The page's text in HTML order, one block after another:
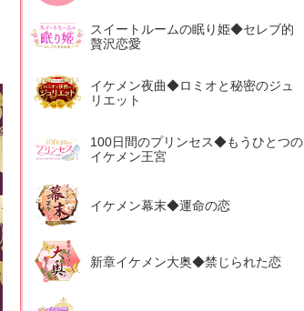
スイートルームの眠り姫◆セレブ的
贅沢恋愛
イケメン夜曲◆ロミオと秘密のジュ
リエット
100日間のプリンセス◆もうひとつの
イケメン王宮
イケメン幕末◆運命の恋
新章イケメン大奥◆禁じられた恋